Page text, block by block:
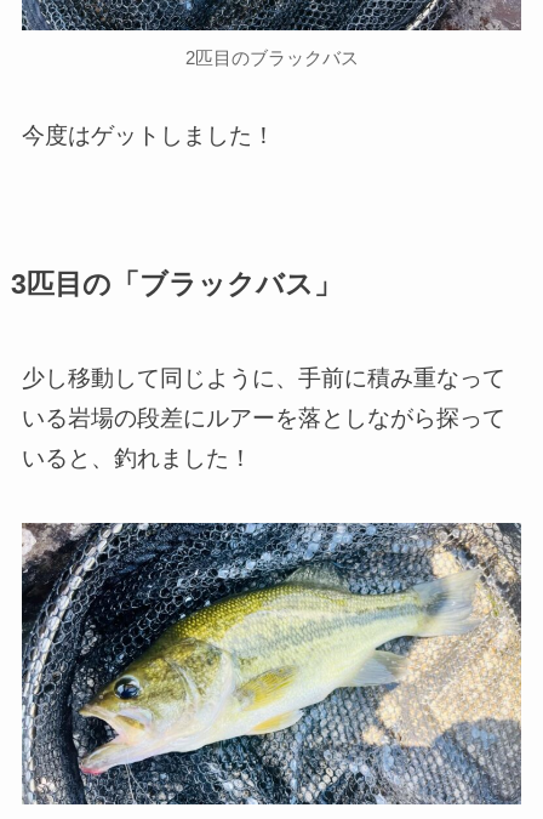
2匹目のブラックバス
今度はゲットしました！
3匹目の「ブラックバス」
少し移動して同じように、手前に積み重なって
いる岩場の段差にルアーを落としながら探って
いると、釣れました！